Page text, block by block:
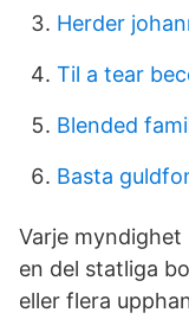
Herder
Til a tear
Blended
Basta
Varje
en del statliga
eller flera